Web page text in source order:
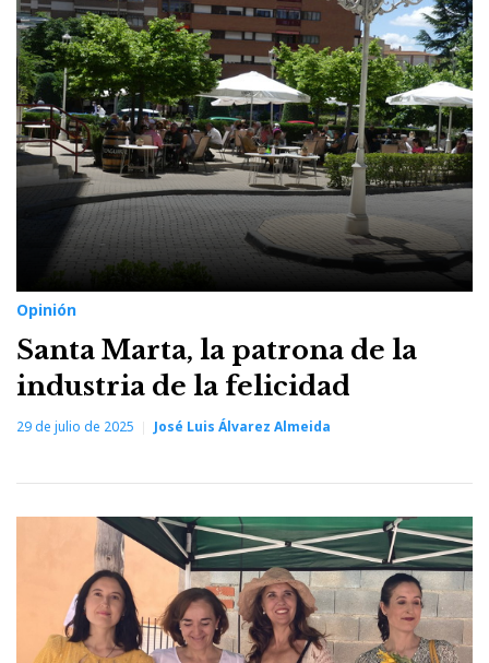
Opinión
Santa Marta, la patrona de la
industria de la felicidad
29 de julio de 2025 José Luis Álvarez Almeida